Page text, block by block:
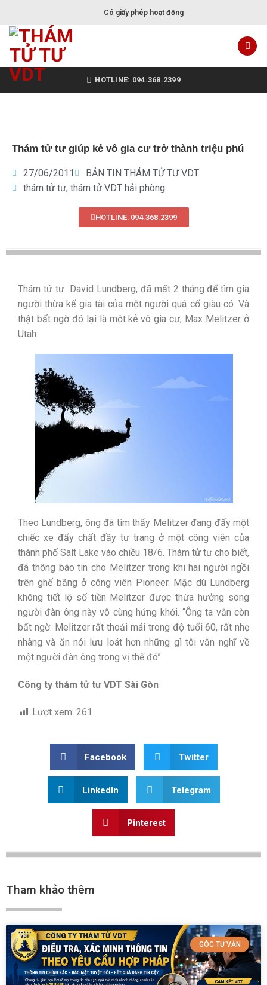
Có giấy phép hoạt động
HOTLINE: 094.368.2399
Thám tử tư giúp kẻ vô gia cư trở thành triệu phú
27/06/2011
BẢN TIN THÁM TỬ TƯ VDT
thám tử tư, thám tử VDT hải phòng
HOTLINE: 094.368.2399
Thám tử tư David Lundberg, đã mất 2 tháng để tìm gia
người thừa kế gia tài của một người quá cố giàu có. Và
thật bất ngờ đó lại là một kẻ vô gia cư, Max Melitzer ở
Utah.
Theo Lundberg, ông đã tìm thấy Melitzer đang đẩy một
chiếc xe đẩy chất đầy tư trang ở một công viên của
thành phố Salt Lake vào chiều 18/6. Thám tử tư cho biết,
đã thông báo tin cho Melitzer trong khi hai người ngồi
trên ghế băng ở công viên Pioneer. Mặc dù Lundberg
không tiết lộ số tiền Melitzer được thừa hưởng song
người đàn ông này vô cùng hứng khởi. “Ông ta vẫn còn
bất ngờ. Melitzer rất thoải mái trong độ tuổi 60, rất nhẹ
nhàng và ăn nói lưu loát hơn những gì tôi vẫn nghĩ về
một người đàn ông trong vị thế đó”
Công ty thám tử tư VDT Sài Gòn
Lượt xem: 261
Facebook Twitter
LinkedIn Telegram
Pinterest
Tham khảo thêm
GÓC TƯ VẤN